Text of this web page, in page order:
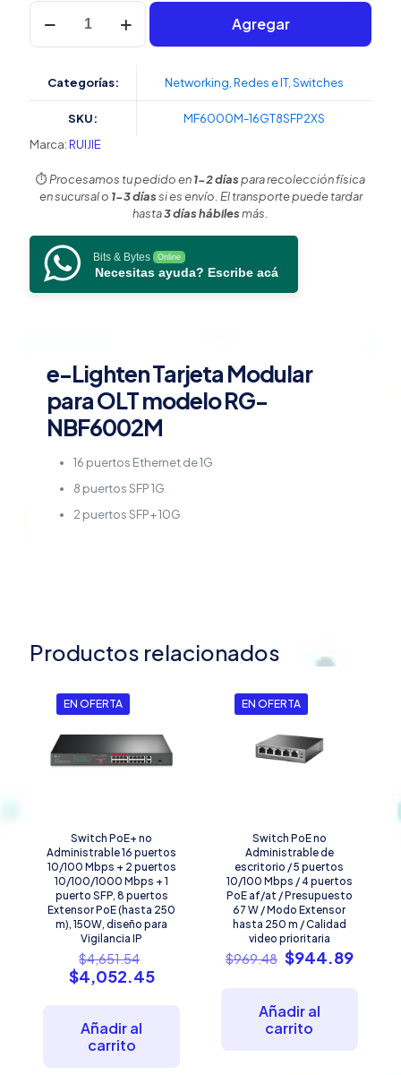
era:
$16,294.00.
es:
$14,156.79.
e-
Lighten
Tarjeta
para
NBF6002M,
puertos
Ethernet
puertos
SFP
de
puertos
SFP+
10G
cantidad
Agregar
Categorías: Networking Redes e IT, Switches
SKU:
MF6000M-16GT8SFP2XS
Marca:RUIJIE
⏱️Procesamos tu pedido en1-2 díaspara recolección física
en sucursal o 1-3 díassi es envío. El transporte puede tardar
hasta3 días hábilesmás.
Bits & Bytes Online
Necesitas ayuda? Escribe acá
e-Lighten Tarjeta Modular
para OLT modelo RG-
NBF6002M
16 puertos Ethernet de 1G
8 puertos SFP 1G
2 puertos SFP+ 10G
Productos relacionados
EN OFERTA
Switch PoE+ no
Administrable 16 puertos
10/100 Mbps + 2 puertos
10/100/1000 Mbps + 1
puerto SFP, 8 puertos
Extensor PoE (hasta 250
m), 150W, diseño para
Vigilancia IP
$4,651.54
precio
original
$4,052.45El
Añadir al
carrito
EN OFERTA
Switch PoE no
Administrable de
escritorio / 5 puertos
10/100 Mbps / 4 puertos
PoE af/at / Presupuesto
67 W / Modo Extensor
hasta 250 m / Calidad
video prioritaria
$969.48 El
precio
era:
$969.48.
$944.89El
Añadir al
carrito